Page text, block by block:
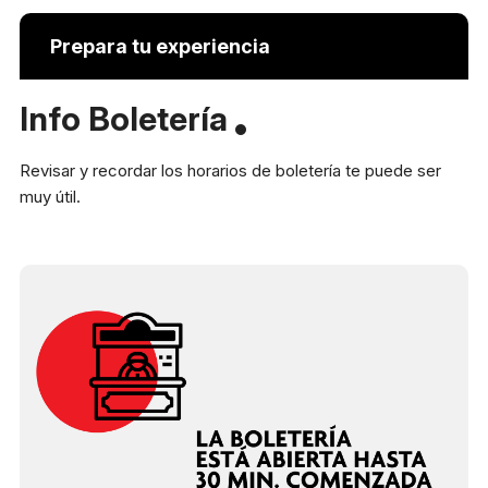
Preguntas frecuentes
Presenta tu proyecto
Prepara tu experiencia
Horarios boletería
+56 9 8255 3149
Dirección
Av. Apoquindo 3300 Las
Prepara tu experiencia
Info Boletería
Revisar y recordar los horarios de boletería te puede ser
muy útil.